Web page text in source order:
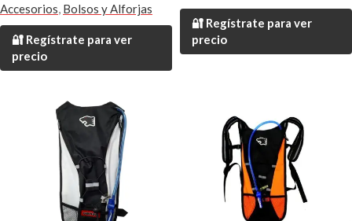
Accesorios, Bolsos y Alforjas
🔐 Regístrate para ver
precio
🔐 Regístrate para ver
precio